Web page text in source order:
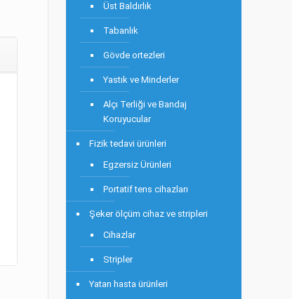
Üst Baldırlık
Tabanlık
Gövde ortezleri
Yastık ve Minderler
Alçı Terliği ve Bandaj
Koruyucular
Fizik tedavi ürünleri
Egzersiz Ürünleri
Portatif tens cihazları
Şeker ölçüm cihaz ve stripleri
Cihazlar
Stripler
Yatan hasta ürünleri